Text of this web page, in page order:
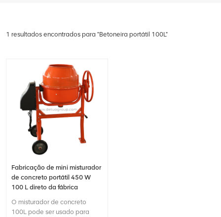
1 resultados encontrados para "Betoneira portátil 100L"
Fabricação de mini misturador
de concreto portátil 450 W
100 L direto da fábrica
O misturador de concreto
100L pode ser usado para